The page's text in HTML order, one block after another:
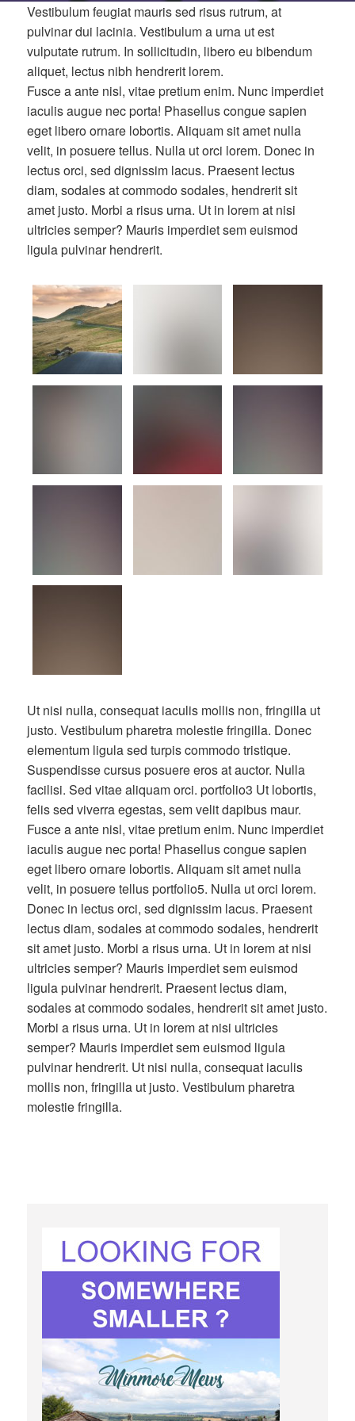
Vestibulum feugiat mauris sed risus rutrum, at
pulvinar dui lacinia. Vestibulum a urna ut est
vulputate rutrum. In sollicitudin, libero eu bibendum
aliquet, lectus nibh hendrerit lorem.
Fusce a ante nisl, vitae pretium enim. Nunc imperdiet
iaculis augue nec porta! Phasellus congue sapien
eget libero ornare lobortis. Aliquam sit amet nulla
velit, in posuere tellus. Nulla ut orci lorem. Donec in
lectus orci, sed dignissim lacus. Praesent lectus
diam, sodales at commodo sodales, hendrerit sit
amet justo. Morbi a risus urna. Ut in lorem at nisi
ultricies semper? Mauris imperdiet sem euismod
ligula pulvinar hendrerit.
Ut nisi nulla, consequat iaculis mollis non, fringilla ut
justo. Vestibulum pharetra molestie fringilla. Donec
elementum ligula sed turpis commodo tristique.
Suspendisse cursus posuere eros at auctor. Nulla
facilisi. Sed vitae aliquam orci. portfolio3 Ut lobortis,
felis sed viverra egestas, sem velit dapibus maur.
Fusce a ante nisl, vitae pretium enim. Nunc imperdiet
iaculis augue nec porta! Phasellus congue sapien
eget libero ornare lobortis. Aliquam sit amet nulla
velit, in posuere tellus portfolio5. Nulla ut orci lorem.
Donec in lectus orci, sed dignissim lacus. Praesent
lectus diam, sodales at commodo sodales, hendrerit
sit amet justo. Morbi a risus urna. Ut in lorem at nisi
ultricies semper? Mauris imperdiet sem euismod
ligula pulvinar hendrerit. Praesent lectus diam,
sodales at commodo sodales, hendrerit sit amet justo.
Morbi a risus urna. Ut in lorem at nisi ultricies
semper? Mauris imperdiet sem euismod ligula
pulvinar hendrerit. Ut nisi nulla, consequat iaculis
mollis non, fringilla ut justo. Vestibulum pharetra
molestie fringilla.